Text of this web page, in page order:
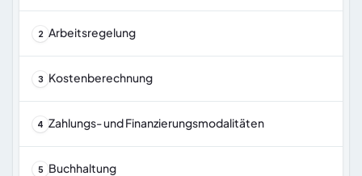
2 Arbeitsregelung
3 Kostenberechnung
4 Zahlungs- und Finanzierungsmodalitäten
5 Buchhaltung